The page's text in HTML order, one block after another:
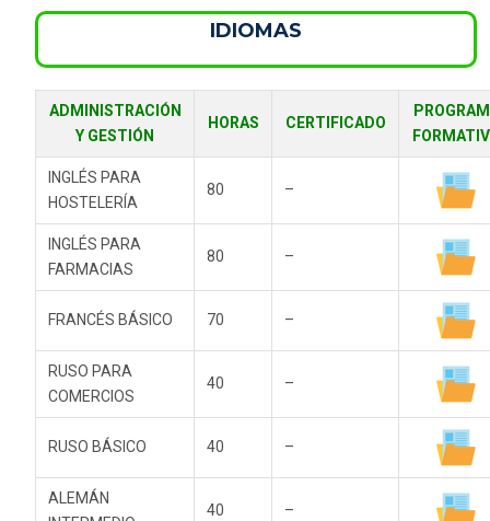
IDIOMAS
ADMINISTRACIÓN
Y GESTIÓN
HORAS CERTIFICADO
INGLÉS PARA
HOSTELERÍA
80 –
INGLÉS PARA
FARMACIAS
80 –
FRANCÉS BÁSICO 70 –
RUSO PARA
COMERCIOS
40 –
RUSO BÁSICO 40 –
ALEMÁN
40 –